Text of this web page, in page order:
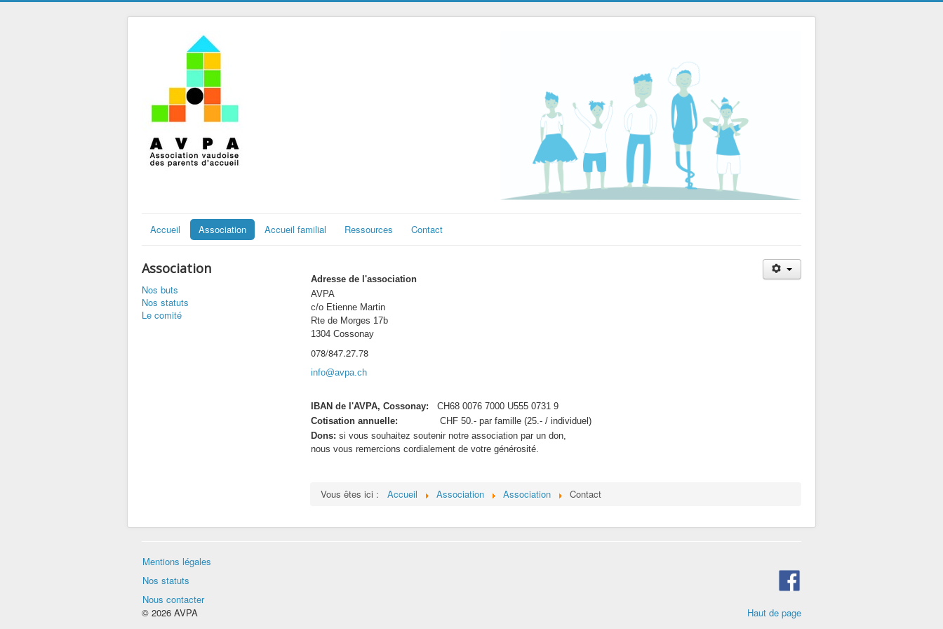
Accueil Association Accueil familial Ressources Contact
Association
Nos buts
Nos statuts
Le comité
Adresse de l'association
AVPA
c/o Etienne Martin
Rte de Morges 17b
1304 Cossonay
078/847.27.78
info@avpa.ch
IBAN de l'AVPA, Cossonay: CH68 0076 7000 U555 0731 9
Cotisation annuelle: CHF 50.- par famille (25.- / individuel)
Dons: si vous souhaitez soutenir notre association par un don,
nous vous remercions cordialement de votre générosité.
Vous êtes ici : Accueil Association Association Contact
Mentions légales
Nos statuts
Nous contacter
Haut de page
© 2026 AVPA